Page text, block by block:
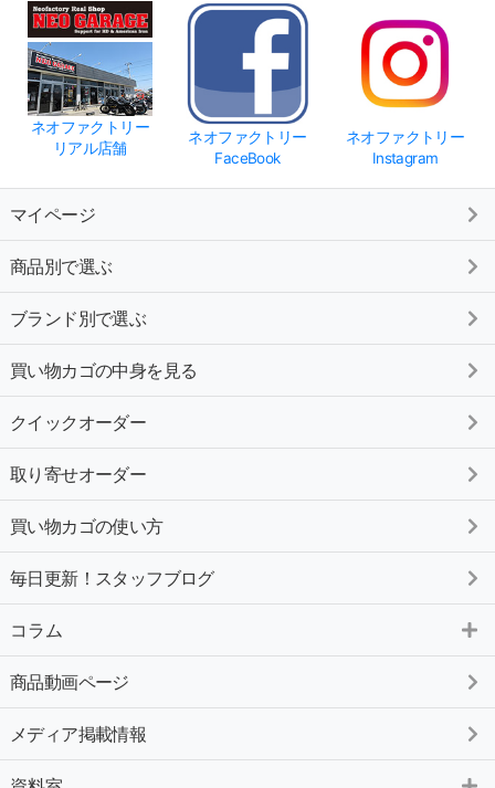
ネオファクトリー
リアル店舗
ネオファクトリー
FaceBook
ネオファクトリー
Instagram
マイページ
商品別で選ぶ
ブランド別で選ぶ
買い物カゴの中身を見る
クイックオーダー
取り寄せオーダー
買い物カゴの使い方
毎日更新！スタッフブログ
コラム
商品動画ページ
メディア掲載情報